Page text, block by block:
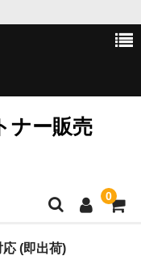
ナー販売
0
応 (即出荷)